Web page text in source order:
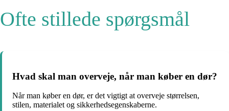
Ofte stillede spørgsmål
Hvad skal man overveje, når man køber en dør?
Når man køber en dør, er det vigtigt at overveje størrelsen,
stilen, materialet og sikkerhedsegenskaberne.